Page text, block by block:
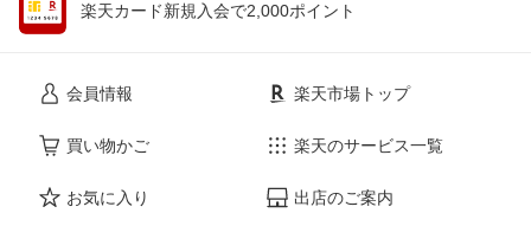
楽天カード新規入会で2,000ポイント
会員情報
買い物かご
お気に入り
楽天市場トップ
楽天のサービス一覧
出店のご案内